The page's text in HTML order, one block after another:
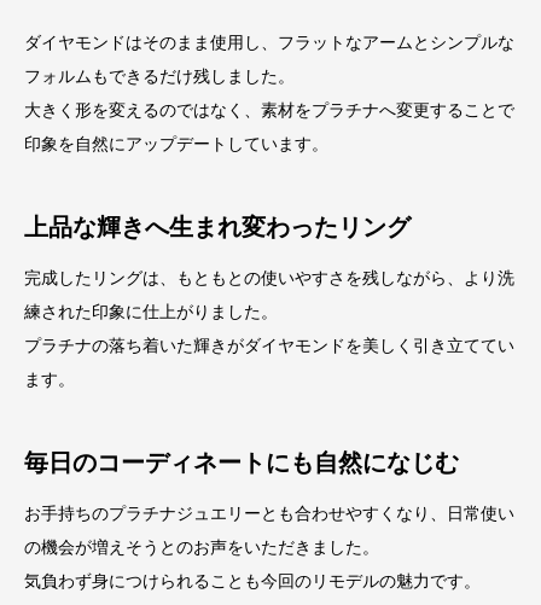
ダイヤモンドはそのまま使用し、フラットなアームとシンプルな
フォルムもできるだけ残しました。
大きく形を変えるのではなく、素材をプラチナへ変更することで
印象を自然にアップデートしています。
上品な輝きへ生まれ変わったリング
完成したリングは、もともとの使いやすさを残しながら、より洗
練された印象に仕上がりました。
プラチナの落ち着いた輝きがダイヤモンドを美しく引き立ててい
ます。
毎日のコーディネートにも自然になじむ
お手持ちのプラチナジュエリーとも合わせやすくなり、日常使い
の機会が増えそうとのお声をいただきました。
気負わず身につけられることも今回のリモデルの魅力です。